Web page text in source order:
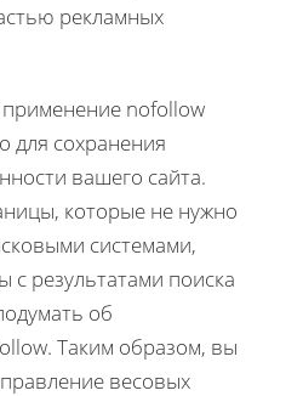
рекламных
nofollow
для сохранения
вашего сайта.
которые не нужно
системами,
с результатами поиска
об
Таким образом, вы
весовых